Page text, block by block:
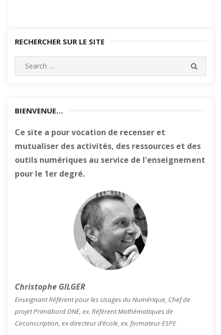
RECHERCHER SUR LE SITE
BIENVENUE…
Ce site a pour vocation de recenser et
mutualiser des activités, des ressources et des
outils numériques au service de l'enseignement
pour le 1er degré.
Christophe GILGER
Enseignant Référent pour les Usages du Numérique, Chef de
projet Primàbord DNE, ex. Référent Mathématiques de
Circonscription, ex-directeur d’école, ex. formateur ESPE